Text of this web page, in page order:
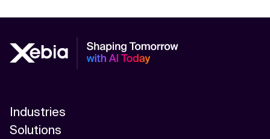
Industries
Solutions